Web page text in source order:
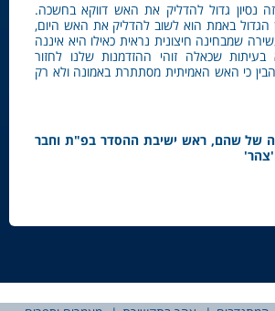
זה נסיון גדול להדליק את האש דווקא בחשכה.
הגדול באמת הוא לשוב להדליק את האש היום,
שמבחינה חיצונית נראית כאילו היא איננה
שכאלה זוהי ההזדמנות שלנו לחזור
כי האש האמיתית מסתתרת באמונה ולא רק
של שהם, ראש ישיבת ההסדר בפ"ת וחבר
'צהר'